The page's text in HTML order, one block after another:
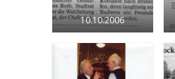
10.10.2006